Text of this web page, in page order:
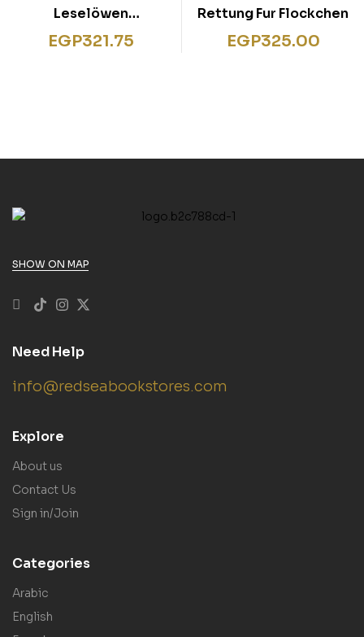
Leselöwen
Kreuzworträtsel für
Erstleser – 1. Klasse
EGP321.75
Rettung Fur Flockchen
EGP325.00
SHOW ON MAP
Need Help
info@redseabookstores.com
Explore
About us
Contact Us
Sign in/Join
Categories
Arabic
English